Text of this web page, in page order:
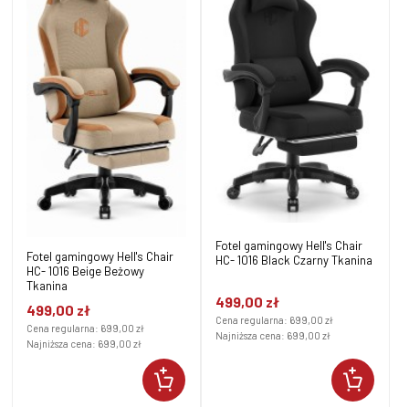
Fotel gamingowy Hell's Chair
HC- 1016 Beige Beżowy
Tkanina
499,00 zł
Cena regularna: 699,00 zł
Najniższa cena: 699,00 zł
Fotel gamingowy Hell's Chair
HC- 1016 Black Czarny Tkanina
499,00 zł
Cena regularna: 699,00 zł
Najniższa cena: 699,00 zł